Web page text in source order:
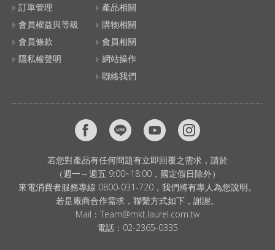
訂單管理
會員權益與等級
會員條款
隱私權聲明
產品相關
購物相關
會員相關
網站操作
聯絡我們
若您對產品有任何問題有立即回覆之需求，請於
（週一～週五 9:00~18:00，國定假日除外）
來電消費者服務專線 0800-031-720，我們將有專人為您說明。
若是廠商合作需求，聯繫方式如下，謝謝。
Mail： Team@mkt.laurel.com.tw
電話： 02-2365-0335